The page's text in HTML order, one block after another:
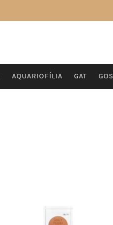
AQUARIOFÍLIA GAT GOS